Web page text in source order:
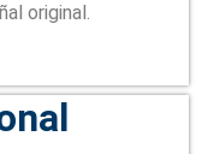
original.